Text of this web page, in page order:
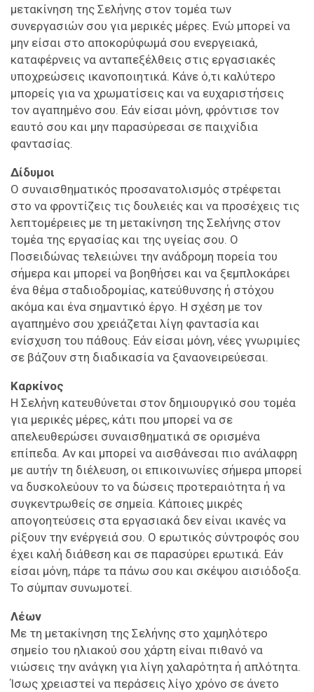
μετακίνηση της Σελήνης στον τομέα των
συνεργασιών σου για μερικές μέρες. Ενώ μπορεί να
μην είσαι στο αποκορύφωμά σου ενεργειακά,
καταφέρνεις να ανταπεξέλθεις στις εργασιακές
υποχρεώσεις ικανοποιητικά. Κάνε ό,τι καλύτερο
μπορείς για να χρωματίσεις και να ευχαριστήσεις
τον αγαπημένο σου. Εάν είσαι μόνη, φρόντισε τον
εαυτό σου και μην παρασύρεσαι σε παιχνίδια
φαντασίας.
Δίδυμοι
Ο συναισθηματικός προσανατολισμός στρέφεται
στο να φροντίζεις τις δουλειές και να προσέχεις τις
λεπτομέρειες με τη μετακίνηση της Σελήνης στον
τομέα της εργασίας και της υγείας σου. Ο
Ποσειδώνας τελειώνει την ανάδρομη πορεία του
σήμερα και μπορεί να βοηθήσει και να ξεμπλοκάρει
ένα θέμα σταδιοδρομίας, κατεύθυνσης ή στόχου
ακόμα και ένα σημαντικό έργο. Η σχέση με τον
αγαπημένο σου χρειάζεται λίγη φαντασία και
ενίσχυση του πάθους. Εάν είσαι μόνη, νέες γνωριμίες
σε βάζουν στη διαδικασία να ξαναονειρεύεσαι.
Καρκίνος
Η Σελήνη κατευθύνεται στον δημιουργικό σου τομέα
για μερικές μέρες, κάτι που μπορεί να σε
απελευθερώσει συναισθηματικά σε ορισμένα
επίπεδα. Αν και μπορεί να αισθάνεσαι πιο ανάλαφρη
με αυτήν τη διέλευση, οι επικοινωνίες σήμερα μπορεί
να δυσκολεύουν το να δώσεις προτεραιότητα ή να
συγκεντρωθείς σε σημεία. Κάποιες μικρές
απογοητεύσεις στα εργασιακά δεν είναι ικανές να
ρίξουν την ενέργειά σου. Ο ερωτικός σύντροφός σου
έχει καλή διάθεση και σε παρασύρει ερωτικά. Εάν
είσαι μόνη, πάρε τα πάνω σου και σκέψου αισιόδοξα.
Το σύμπαν συνωμοτεί.
Λέων
Με τη μετακίνηση της Σελήνης στο χαμηλότερο
σημείο του ηλιακού σου χάρτη είναι πιθανό να
νιώσεις την ανάγκη για λίγη χαλαρότητα ή απλότητα.
Ίσως χρειαστεί να περάσεις λίγο χρόνο σε άνετο